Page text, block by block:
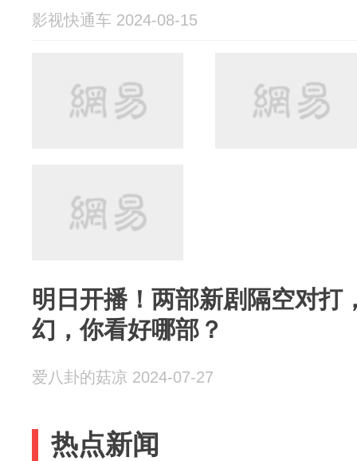
影视快通车 2024-08-15
明日开播！两部新剧隔空对打
幻，你看好哪部？
爱八卦的菇凉 2024-07-27
热点新闻